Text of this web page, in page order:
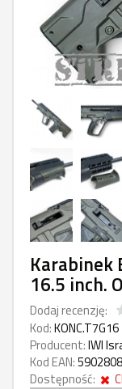
Karabinek
16.5 inch.
Dodaj recenzję:
Kod:KONC.T7G16
Producent:IWI
Kod EAN:
Dostępność: